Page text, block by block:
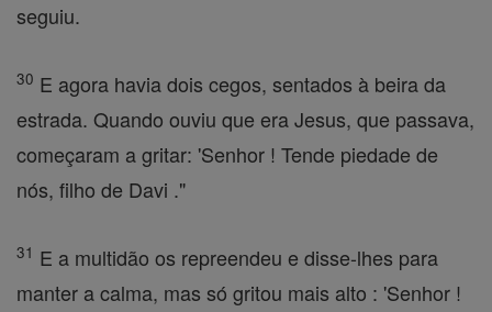
seguiu.
30 E agora havia dois cegos, sentados à beira da
estrada. Quando ouviu que era Jesus, que passava,
começaram a gritar: 'Senhor ! Tende piedade de
nós, filho de Davi ."
31 E a multidão os repreendeu e disse-lhes para
manter a calma, mas só gritou mais alto : 'Senhor !